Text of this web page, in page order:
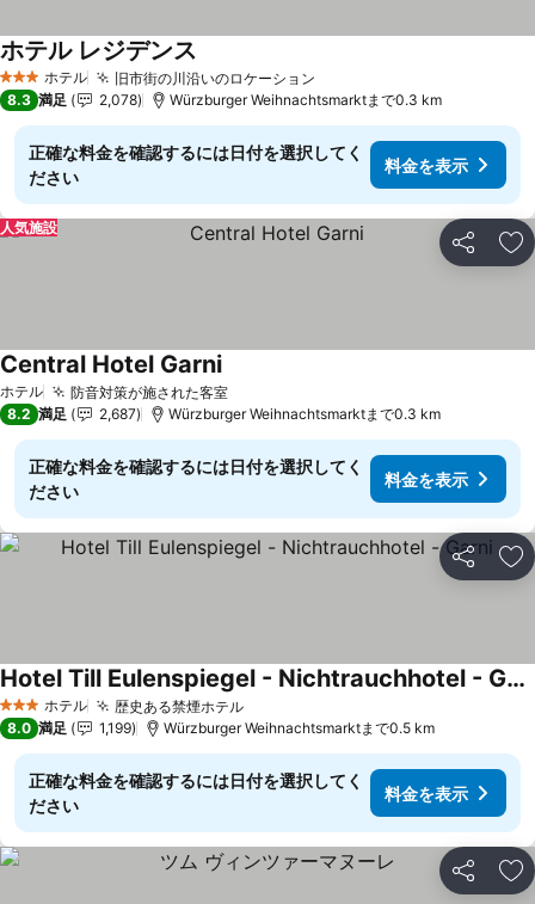
3 ホテルのランク
ホテル 旧市街の川沿いのロケーション
ホテル レジデンス
8.3 満足 2,078 Würzburger Weihnachtsmarktまで0.3 km
正確な料金を確認するには日付を選択してく
ださい
料金を表示
シェア お
人気施設
ホテル 防音対策が施された客室
Central Hotel Garni
8.2 満足 2,687 Würzburger Weihnachtsmarktまで0.3 km
正確な料金を確認するには日付を選択してく
ださい
料金を表示
シェア お
3 ホテルのランク
ホテル 歴史ある禁煙ホテル
Hotel Till Eulenspiegel - Nichtrauchhotel - Garni
8.0 満足 1,199 Würzburger Weihnachtsmarktまで0.5 km
正確な料金を確認するには日付を選択してく
ださい
料金を表示
シェア お